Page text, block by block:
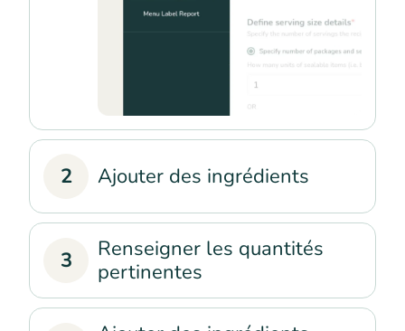
2 Ajouter des ingrédients
3
Renseigner les quantités
pertinentes